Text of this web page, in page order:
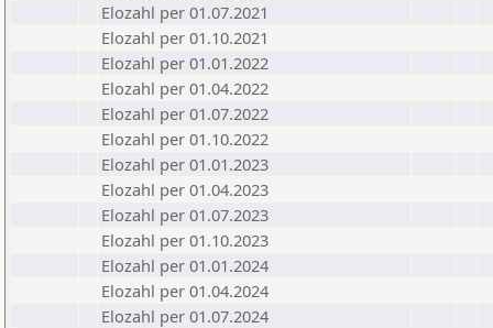
Elozahl per 01.07.2021
Elozahl per 01.10.2021
Elozahl per 01.01.2022
Elozahl per 01.04.2022
Elozahl per 01.07.2022
Elozahl per 01.10.2022
Elozahl per 01.01.2023
Elozahl per 01.04.2023
Elozahl per 01.07.2023
Elozahl per 01.10.2023
Elozahl per 01.01.2024
Elozahl per 01.04.2024
Elozahl per 01.07.2024